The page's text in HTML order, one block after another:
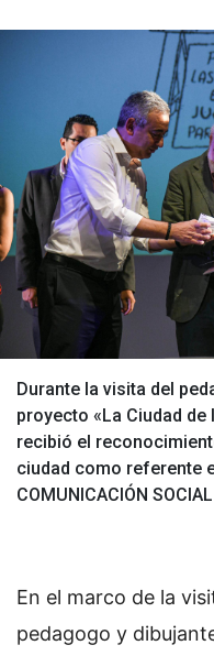
Durante la visita del
proyecto «La Ciudad
recibió el
ciudad como referente
COMUNICACIÓN
En el marco de la
pedagogo y